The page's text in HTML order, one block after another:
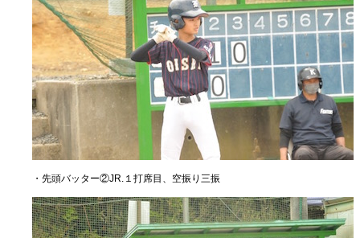
・先頭バッター②JR.１打席目、空振り三振